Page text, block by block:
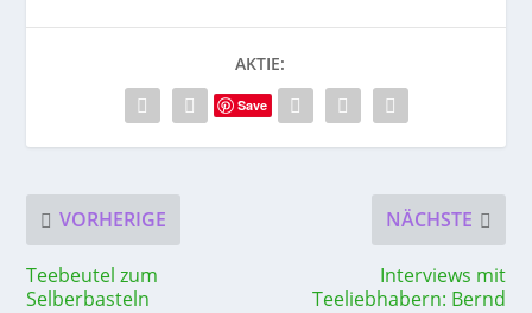
AKTIE:
Save
VORHERIGE
Teebeutel zum
Selberbasteln
NÄCHSTE
Interviews mit
Teeliebhabern: Bernd